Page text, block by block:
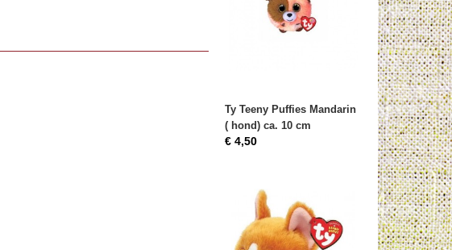
Ty Teeny Puffies Mandarin
( hond) ca. 10 cm
€ 4,50